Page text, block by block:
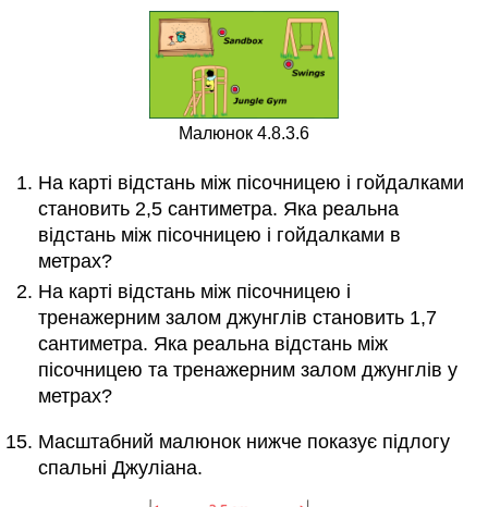
Малюнок 4.8.3.6
На карті відстань між пісочницею і гойдалками
становить 2,5 сантиметра. Яка реальна
відстань між пісочницею і гойдалками в
метрах?
На карті відстань між пісочницею і
тренажерним залом джунглів становить 1,7
сантиметра. Яка реальна відстань між
пісочницею та тренажерним залом джунглів у
метрах?
Масштабний малюнок нижче показує підлогу
спальні Джуліана.